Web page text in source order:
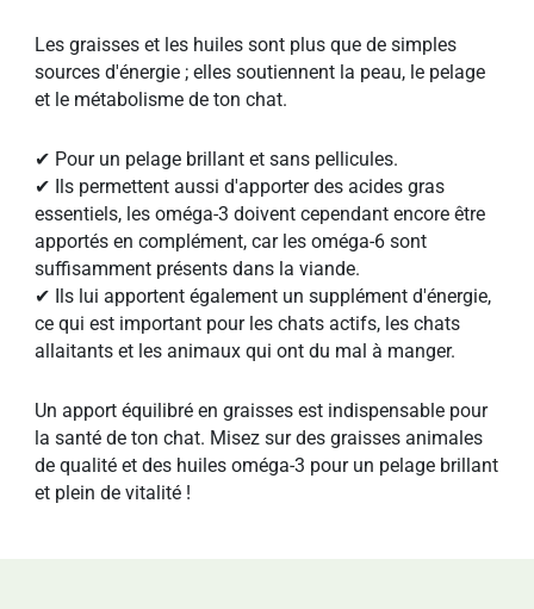
Les graisses et les huiles sont plus que de simples
sources d'énergie ; elles soutiennent la peau, le pelage
et le métabolisme de ton chat.
✔ Pour un pelage brillant et sans pellicules.
✔ Ils permettent aussi d'apporter des acides gras
essentiels, les oméga-3 doivent cependant encore être
apportés en complément, car les oméga-6 sont
suffisamment présents dans la viande.
✔ Ils lui apportent également un supplément d'énergie,
ce qui est important pour les chats actifs, les chats
allaitants et les animaux qui ont du mal à manger.
Un apport équilibré en graisses est indispensable pour
la santé de ton chat. Misez sur des graisses animales
de qualité et des huiles oméga-3 pour un pelage brillant
et plein de vitalité !